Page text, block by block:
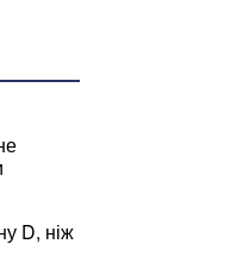
D, ніж